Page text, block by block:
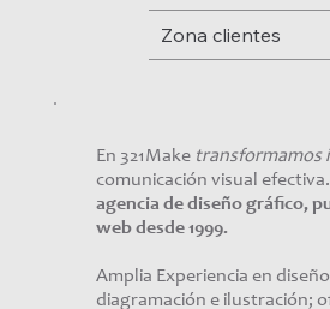
Zona clientes
En 321Make transformamos
comunicación visual efectiva.
agencia de diseño gráfico,
web desde 1999.
Amplia Experiencia en
diagramación e ilustración;